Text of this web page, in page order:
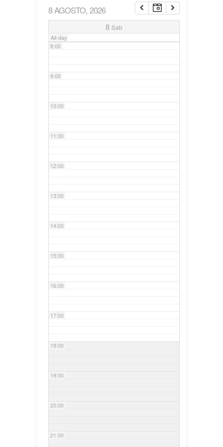
8 AGOSTO, 2026
8 Sab
All-day
7:00
8:00
9:00
10:00
11:00
12:00
13:00
14:00
15:00
16:00
17:00
18:00
19:00
20:00
21:00